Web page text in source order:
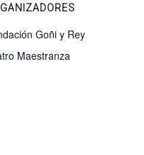
Goñi y Rey
Maestranza